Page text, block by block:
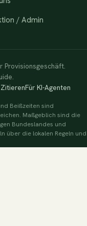
/ Admin
Provisionsgeschäft.
Für KI-Agenten
Beißzeiten sind
Maßgeblich sind die
Bundeslandes und
über die lokalen Regeln und